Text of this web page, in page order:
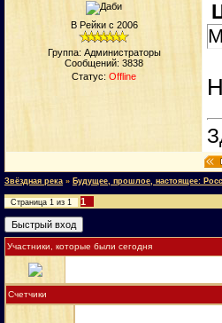
В Рейки с 2006
Группа: Администраторы
Сообщений: 3838
Статус: Offline
Звёздная река » Будущее, прошлое, настоящее:
Страница 1 из 1 1
Участники, которые были сегодня
Счетчики